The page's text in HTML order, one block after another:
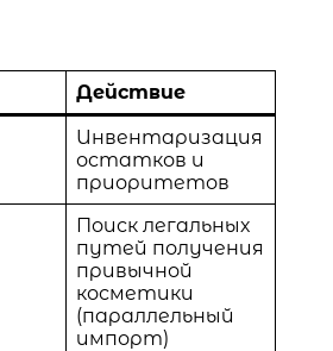
Действие
Инвентаризация
остатков и
приоритетов
Поиск легальных
путей получения
привычной
косметики
(параллельный
импорт)